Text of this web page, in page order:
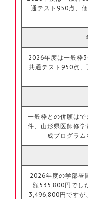
通テスト950点、
2026年度は一般枠
共通テスト950点
一般枠との併願は
件、山形県医師修
成プログラム
2026年度の学部昼
額535,800円でし
3,496,800円ですが